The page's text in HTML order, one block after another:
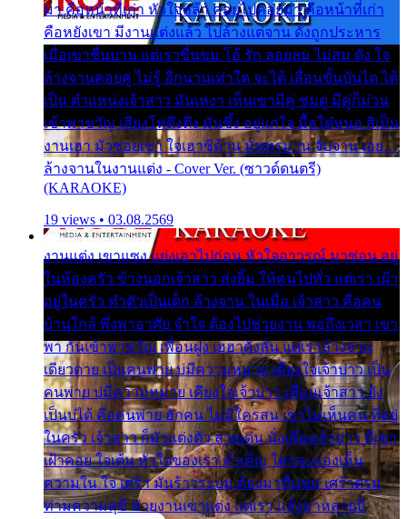
มา คือหน้าที่เก่า หัวใจหล้า คอยไปคอยมา คือหน้าที่เก่า
คือหยังเขา มีงานแต่งแล้ว ไปล้างแต่จาน ดั่งถูกประหาร
เมื่อเขาชื่นบาน แต่เราขื่นขม โอ้ รัก ลอยลม ไม่สม ดัง ใจ
ล้างจานคอยคู่ ไม่รู้ อีกนานเท่าใด จะได้ เลื่อนขั้นบันได ได้
เป็น ตำแหน่งเจ้าสาว มันเหงา เห็นเขามีคู่ ซมดู มีคู่ก็ม่วน
เข้าพาขวัญ เสียงโห่ตึงตึง มันซึ้ง อยู่แก่ใจ มื้อใด๋หนอ สิเป็น
งานเฮา มัวซอยเขา ใจเฮาซิด้าน มันทรมาน จับจาน เอย…
ล้างจานในงานแต่ง - Cover Ver. (ซาวด์ดนตรี)
(KARAOKE)
19 views • 03.08.2569
งานแต่ง เขาแซง แย่งเอาไปก่อน หัวใจอาวรณ์ มาซ่อน อยู่
ในห้องครัว ข้างนอกเจ้าสาว ส่งยิ้ม ให้คนไปทั่ว แต่เรา เฝ้า
อยู่ในครัว ทำตัวเป็นเด็ก ล้างจาน ในเมื่อ เจ้าสาว คือคน
บ้านใกล้ พึ่งพาอาศัย จำใจ ต้องไปช่วยงาน พอถึงเวลา เขา
พา กันเข้าพาขวัญ เพื่อนฝูง เฮฮาดังลั่น แต่เราล้างจาน
เดียวดาย เป็นคนพ่าย บ่มีความหมาย เคียงใจเจ้าบ่าว เป็น
คนพ่าย บ่มีความหมาย เคียงใจเจ้าบ่าว เพื่อนเจ้าสาว ยัง
เป็นบ่ได้ คือคนพ่าย ฮักคน ไม่มีใครสน เขาไม่เห็นคน ที่อยู่
ในครัว เจ้าสาว ก็มัวแต่งตัว สวยเด่น นั่งเคียงเจ้าบ่าว ที่เขา
เฝ้าคอย ใจเต้น หัวใจของเรา ลำเค็ญ ใครจะมองเห็น
ความใน ใจ เศร้า มันร้าวระบม ต้องมาขื่นขม เศร้าตรม
ท่ามความสุขี ช่วยงานเขาแต่ง แต่เรา แล้งมาหลายปี